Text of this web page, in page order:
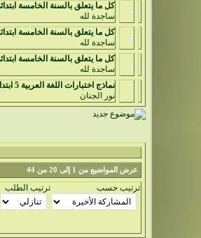
كل ما يتعلق بالسنة الخامسة
ساجدة لله
كل ما يتعلق بالسنة الخامسة
ساجدة لله
كل ما يتعلق بالسنة الخامسة
ساجدة لله
نماذج اختبارات اللغة العربية 5 ابتدائي
نور الجنان
عرض المواضيع من 1 إلى 20 من 44
ترتيب حسب ترتيب الطلب